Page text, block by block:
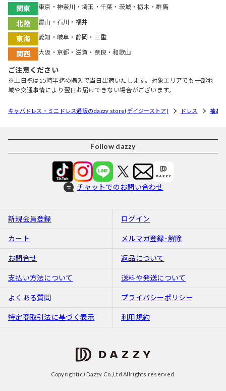
関東 東京・神奈川・埼玉・千葉・茨城・栃木・群馬
北陸 富山・石川・福井
東海 愛知・岐阜・静岡・三重
関西 大阪・京都・滋賀・奈良・和歌山
ご注意ください
※土日祝は15時半迄の購入で当日出荷いたします。対象エリアでも一部地
域や交通事情により翌日お届けできない場合がございます。
キャバドレス・ミニドレス通販のdazzy store(デイジーストア) ドレス 袖あ
Follow dazzy
チャットでのお問い合わせ
新規会員登録 ログイン
カート メルマガ登録･解除
お問合せ 返品について
支払い方法について 送料や発送について
よくある質問 プライバシーポリシー
特定商取引法に基づく表示 利用規約
Copyright(c) Dazzy Co.,Ltd Allrights reserved.